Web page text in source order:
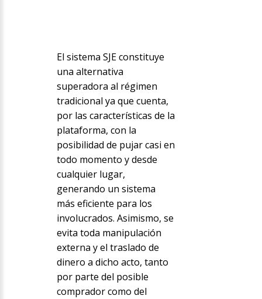
El sistema SJE constituye
una alternativa
superadora al régimen
tradicional ya que cuenta,
por las características de la
plataforma, con la
posibilidad de pujar casi en
todo momento y desde
cualquier lugar,
generando un sistema
más eficiente para los
involucrados. Asimismo, se
evita toda manipulación
externa y el traslado de
dinero a dicho acto, tanto
por parte del posible
comprador como del